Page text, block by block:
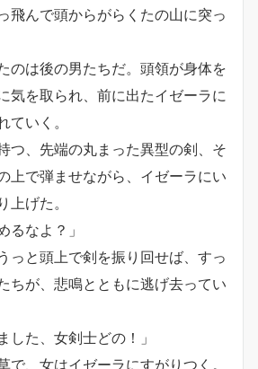
飛んで頭からがらくたの山に突っ
のは後の男たちだ。頭領が身体を
気を取られ、前に出たイゼーラに
ていく。
つ、先端の丸まった異型の剣、そ
上で弾ませながら、イゼーラにい
上げた。
るなよ？」
っと頭上で剣を振り回せば、すっ
ちが、悲鳴とともに逃げ去ってい
した、女剣士どの！」
、女はイゼーラにすがりつく。